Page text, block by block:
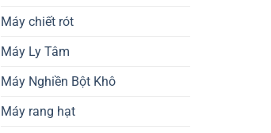
Máy chiết rót
Máy Ly Tâm
Máy Nghiền Bột Khô
Máy rang hạt